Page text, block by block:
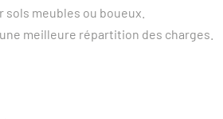
meubles ou boueux.
meilleure répartition des charges.